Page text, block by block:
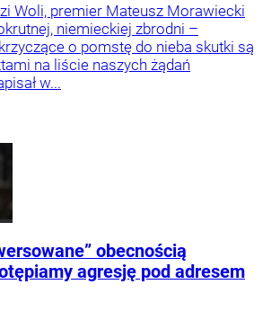
Woli, premier Mateusz Morawiecki
niemieckiej zbrodni –
o pomstę do nieba skutki są
na liście naszych żądań
w...
obecnością
agresję pod adresem